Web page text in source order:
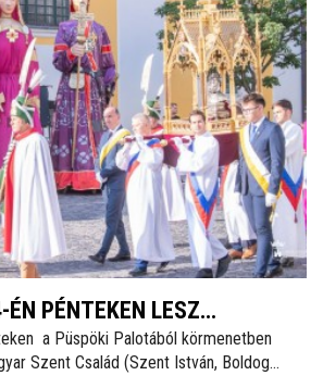
PÉNTEKEN LESZ
FOGADALMI SZENTMISÉJE
a Püspöki Palotából körmenetben
Szent Család (Szent István, Boldog